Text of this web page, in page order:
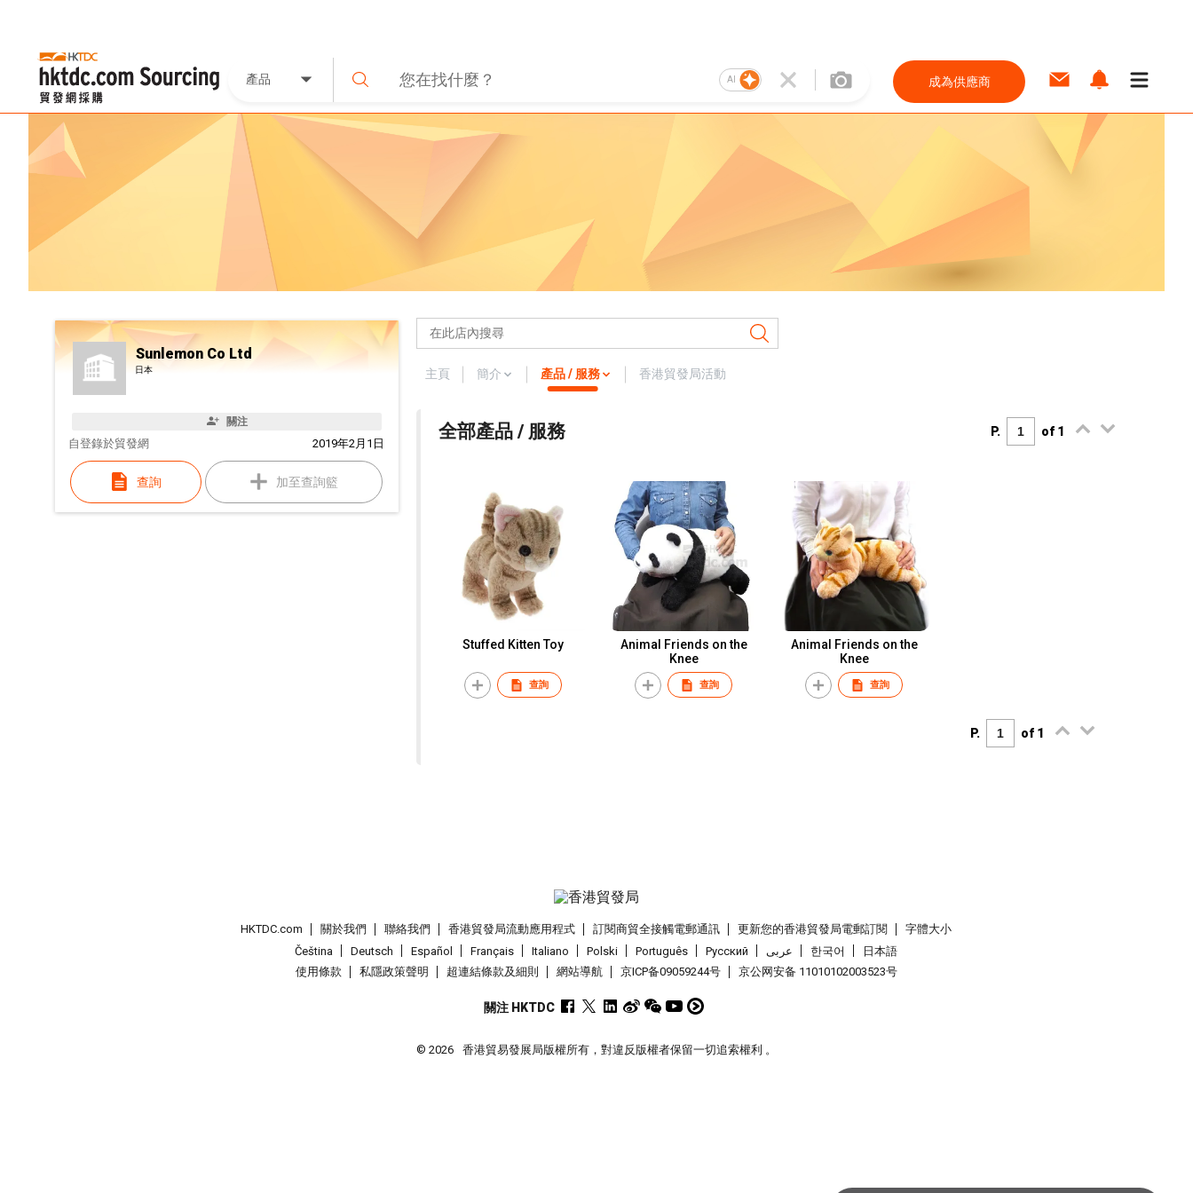
產品 AI 成為供應商
Sunlemon Co Ltd
日本
關注
自 2019年2月1日
登錄於貿發網
查詢 加至查詢籃
主頁 簡介 產品 / 服務 香港貿發局活動
全部產品 / 服務 P. of 1
Stuffed Kitten Toy
查詢
Animal Friends on the
Knee
查詢
Animal Friends on the
Knee
查詢
P. of 1
HKTDC.com 關於我們 聯絡我們 香港貿發局流動應用程式 訂閱商貿全接觸電郵通訊 更新您的香港貿發局電郵訂閱
字體大小
Čeština
Deutsch Español Français Italiano Polski Português Pусский عربى 한국어
日本語
使用條款
私隱政策聲明 超連結條款及細則 網站導航 京ICP备09059244号 京公网安备 11010102003523号
關注 HKTDC
© 2026 香港貿易發展局版權所有，對違反版權者保留一切追索權利 。